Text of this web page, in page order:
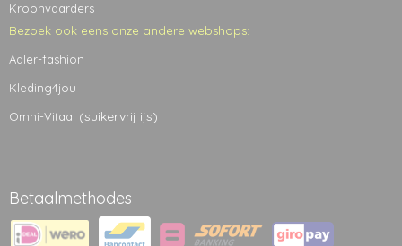
Kroonvaarders
Bezoek ook eens onze andere webshops:
Adler-fashion
Kleding4jou
Omni-Vitaal (suikervrij ijs)
Betaalmethodes